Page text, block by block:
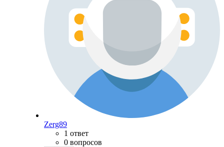
Zerg89
1 ответ
0 вопросов